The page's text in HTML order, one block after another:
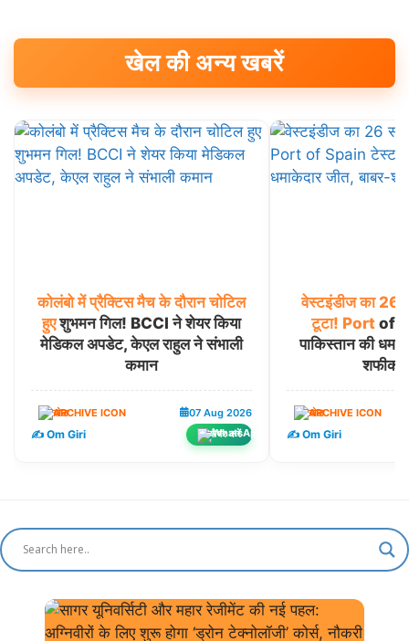
खेल की अन्य खबरें
कोलंबो में प्रैक्टिस मैच के दौरान चोटिल
हुएशुभमन गिल! BCCI ने शेयर किया
मेडिकल अपडेट, केएल राहुल ने संभाली
कमान
खेल 07 Aug 2026
✍️ Om Giri शेयर करें
वेस्टइंडीज का 26
टूटा! Portof
पाकिस्तान की
शफीक
खेल
✍️ Om Giri